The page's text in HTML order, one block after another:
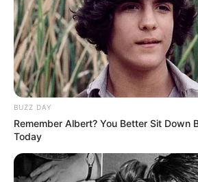
BUZZ DAY
Remember Albert? You Better Sit Down
Today